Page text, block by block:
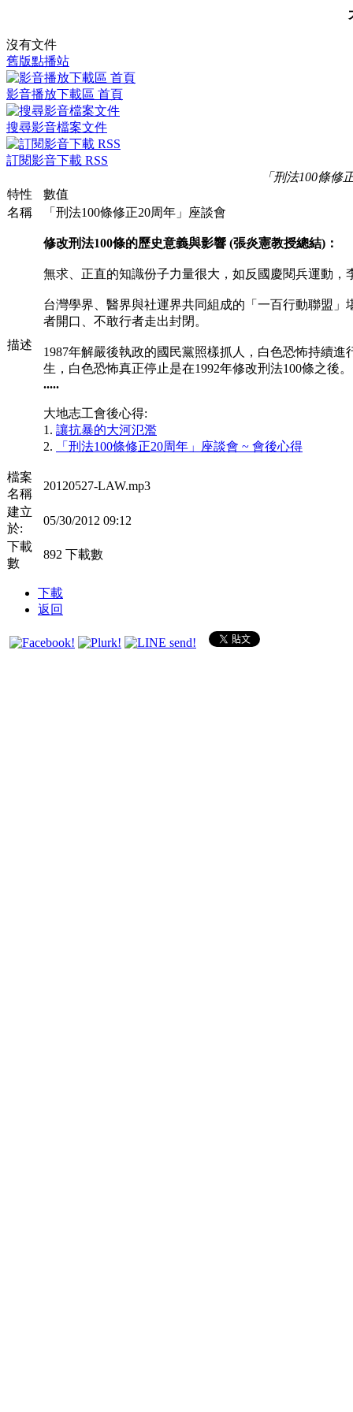
沒有文件
舊版點播站
影音播放下載區 首頁
搜尋影音檔案文件
訂閱影音下載 RSS
「刑法100條修
特性
數值
名稱
「刑法100條修正20周年」座談會
描述
修改刑法100條的歷史意義與影響 (張炎憲教授總結)：
無求、正直的知識份子力量很大，如反國慶閱兵運動
台灣學界、醫界與社運界共同組成的「一百行動聯盟
者開口、不敢行者走出封閉。
1987年解嚴後執政的國民黨照樣抓人，白色恐怖持續
生，白色恐怖真正停止是在1992年修改刑法100條之後。
.....
大地志工會後心得:
1. 讓抗暴的大河氾濫
2.
「刑法100條修正20周年」座談會 ~ 會後心得
檔案
名稱
20120527-LAW.mp3
建立
於:
05/30/2012 09:12
下載
數
892 下載數
下載
返回